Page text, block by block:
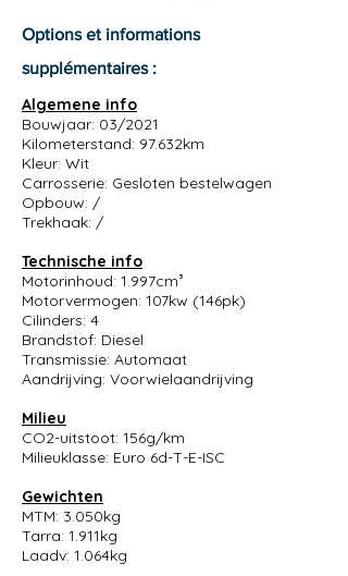
Options et informations
supplémentaires :
Algemene info
Bouwjaar: 03/2021
Kilometerstand: 97.632km
Kleur: Wit
Carrosserie: Gesloten bestelwagen
Opbouw: /
Trekhaak: /
Technische info
Motorinhoud: 1.997cm³
Motorvermogen: 107kw (146pk)
Cilinders: 4
Brandstof: Diesel
Transmissie: Automaat
Aandrijving: Voorwielaandrijving
Milieu
CO2-uitstoot: 156g/km
Milieuklasse: Euro 6d-T-E-ISC
Gewichten
MTM: 3.050kg
Tarra: 1.911kg
Laadv: 1.064kg